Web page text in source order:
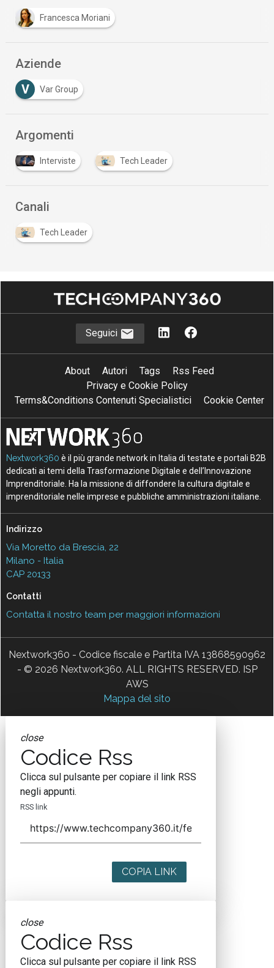
Francesca Moriani
Aziende
V
Var Group
Argomenti
Interviste Tech Leader
Canali
Tech Leader
Seguici
About Autori Tags
Rss Feed
Privacy e Cookie Policy
Terms&Conditions Contenuti Specialistici
Cookie Center
Nextwork360 è il più grande network in Italia di testate e portali B2B
dedicati ai temi della Trasformazione Digitale e dell’Innovazione
Imprenditoriale. Ha la missione di diffondere la cultura digitale e
imprenditoriale nelle imprese e pubbliche amministrazioni italiane.
Indirizzo
Via Moretto da Brescia, 22
Milano - Italia
CAP 20133
Contatti
Contatta il nostro team per maggiori informazioni
Nextwork360 - Codice fiscale e Partita IVA 13868590962
- © 2026 Nextwork360. ALL RIGHTS RESERVED. ISP
AWS
Mappa del sito
close
Codice Rss
Clicca sul pulsante per copiare il link RSS
negli appunti.
RSS link
COPIA LINK
close
Codice Rss
Clicca sul pulsante per copiare il link RSS